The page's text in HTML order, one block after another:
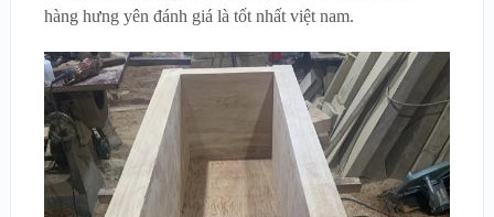
hàng hưng yên đánh giá là tốt nhất việt nam.